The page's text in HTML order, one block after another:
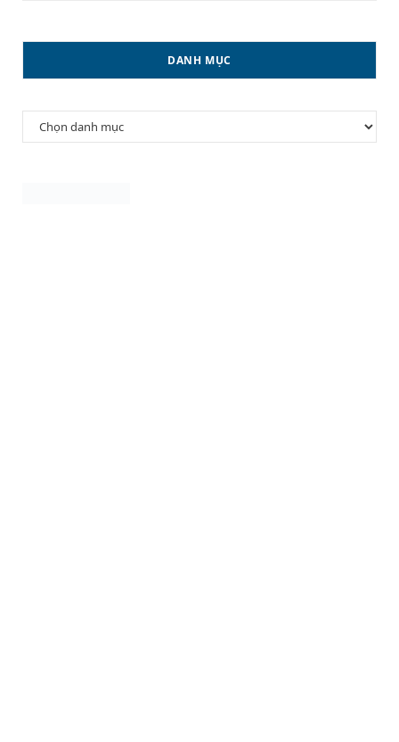
DANH MỤC
Danh
mục